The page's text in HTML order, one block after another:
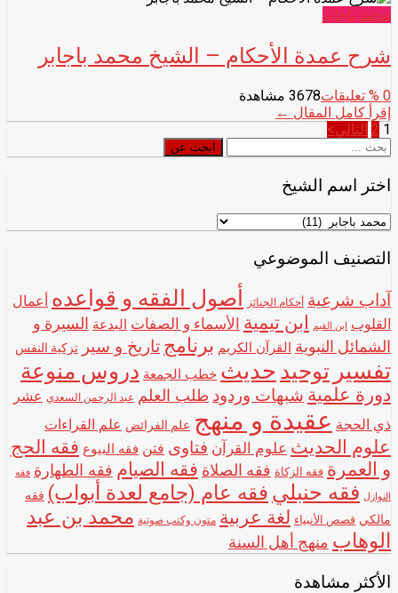
محمد باجابر
شرح عمدة الأحكام – الشيخ محمد باجابر
0 % تعليقات3678 مشاهدة
إقرأ كامل المقال ←
تصفّح
المقالات
1
2 التالي>
ابحث
عن
ابحث عن
اختر اسم الشيخ
اختر
اسم
الشيخ
التصنيف الموضوعي
آداب شرعية أحكام الجنائز أصول الفقه و قواعده أعمال
القلوب ابن القيم ابن تيمية الأسماء و الصفات البدعة السيرة و
الشمائل النبوية القرآن الكريم برنامج تاريخ و سير تزكية النفس
تفسير توحيد حديث خطب الجمعة دروس منوعة
دورة علمية شبهات وردود طلب العلم عبد الرحمن السعدي عشر
ذي الحجة عقيدة و منهج علم الفرائض علم القراءات
علوم الحديث علوم القرآن فتاوى فتن فقه البيوع فقه الحج
و العمرة فقه الزكاة فقه الصلاة فقه الصيام فقه الطهارة فقه
النوازل فقه حنبلي فقه عام (جامع لعدة أبواب) فقه
مالكي قصص الأنبياء لغة عربية متون وكتب صوتية محمد بن عبد
الوهاب منهج أهل السنة
الأكثر مشاهدة